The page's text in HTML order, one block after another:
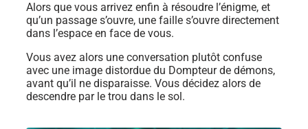
Alors que vous arrivez enfin à résoudre l’énigme, et
qu’un passage s’ouvre, une faille s’ouvre directement
dans l’espace en face de vous.
Vous avez alors une conversation plutôt confuse
avec une image distordue du Dompteur de démons,
avant qu’il ne disparaisse. Vous décidez alors de
descendre par le trou dans le sol.